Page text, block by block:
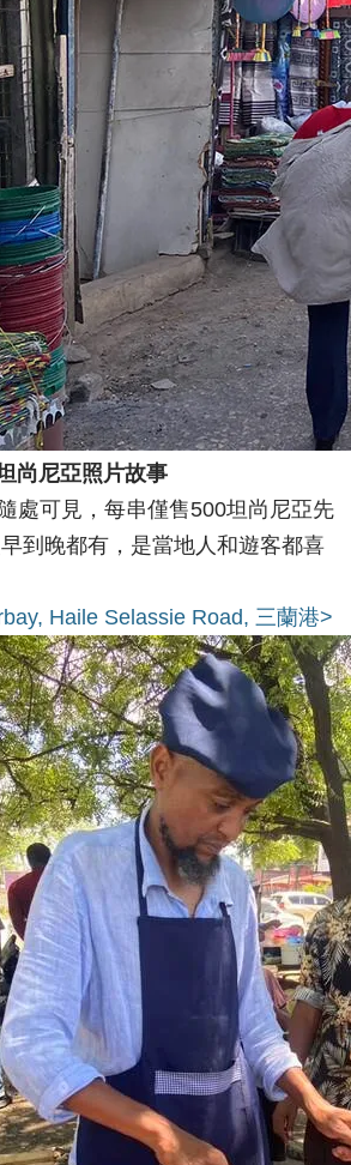
尚尼亞照片故事
處可見，每串僅售500坦尚尼亞先
到晚都有，是當地人和遊客都喜
Haile Selassie Road, 三蘭港>